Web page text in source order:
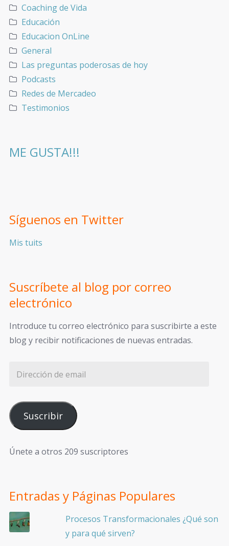
Coaching de Vida
Educación
Educacion OnLine
General
Las preguntas poderosas de hoy
Podcasts
Redes de Mercadeo
Testimonios
ME GUSTA!!!
Síguenos en Twitter
Mis tuits
Suscríbete al blog por correo
electrónico
Introduce tu correo electrónico para suscribirte a este
blog y recibir notificaciones de nuevas entradas.
Suscribir
Únete a otros 209 suscriptores
Entradas y Páginas Populares
Procesos Transformacionales ¿Qué son
y para qué sirven?